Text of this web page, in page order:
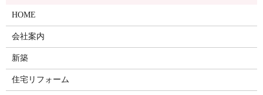
HOME
会社案内
新築
住宅リフォーム